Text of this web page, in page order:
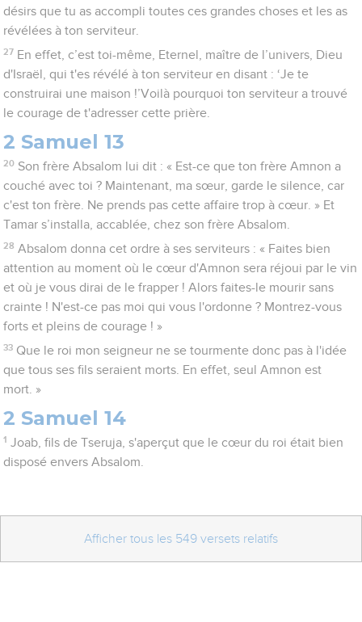
désirs que tu as accompli toutes ces grandes choses et les as
révélées à ton serviteur.
27 En effet, c’est toi-même, Eternel, maître de l’univers, Dieu
d'Israël, qui t'es révélé à ton serviteur en disant : ‘Je te
construirai une maison !’Voilà pourquoi ton serviteur a trouvé
le courage de t'adresser cette prière.
2 Samuel 13
20 Son frère Absalom lui dit : « Est-ce que ton frère Amnon a
couché avec toi ? Maintenant, ma sœur, garde le silence, car
c'est ton frère. Ne prends pas cette affaire trop à cœur. » Et
Tamar s’installa, accablée, chez son frère Absalom.
28 Absalom donna cet ordre à ses serviteurs : « Faites bien
attention au moment où le cœur d'Amnon sera réjoui par le vin
et où je vous dirai de le frapper ! Alors faites-le mourir sans
crainte ! N'est-ce pas moi qui vous l'ordonne ? Montrez-vous
forts et pleins de courage ! »
33 Que le roi mon seigneur ne se tourmente donc pas à l'idée
que tous ses fils seraient morts. En effet, seul Amnon est
mort. »
2 Samuel 14
1 Joab, fils de Tseruja, s'aperçut que le cœur du roi était bien
disposé envers Absalom.
Afficher tous les 549 versets relatifs